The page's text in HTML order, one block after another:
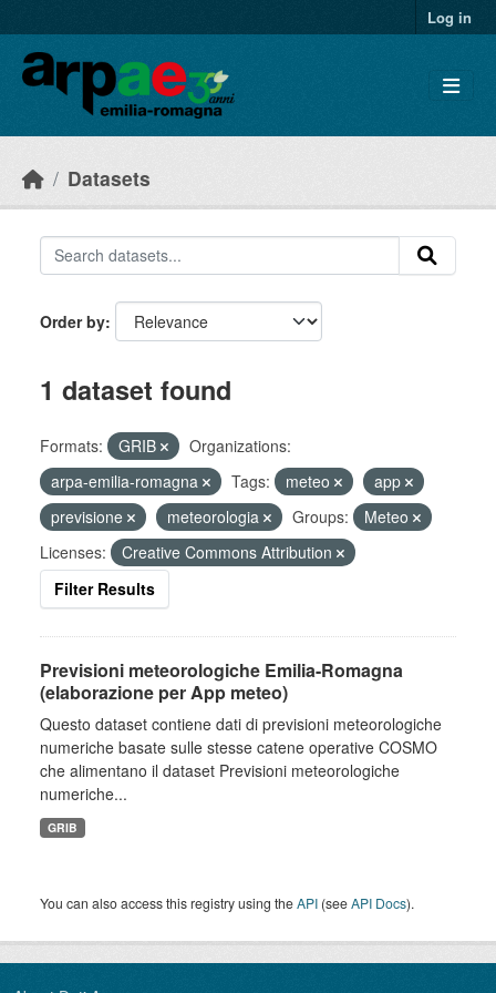
Log in
Datasets
Order by
1 dataset found
Formats: GRIB
Organizations:
arpa-emilia-romagna
Tags: meteo
app
previsione
meteorologia Groups:
Meteo
Licenses:
Creative Commons Attribution
Filter Results
Previsioni meteorologiche Emilia-Romagna
(elaborazione per App meteo)
Questo dataset contiene dati di previsioni meteorologiche
numeriche basate sulle stesse catene operative COSMO
che alimentano il dataset Previsioni meteorologiche
numeriche...
GRIB
You can also access this registry using theAPI (seeAPI Docs).